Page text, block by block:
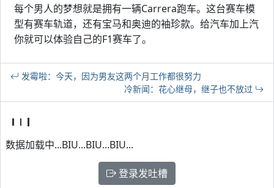
每个男人的梦想就是拥有一辆Carrera跑车。这台赛车模
型有赛车轨道，还有宝马和奥迪的袖珍款。给汽车加上汽
你就可以体验自己的F1赛车了。
发霉啦：今天，因为男友这两个月工作都很努力
冷新闻：花心继母，继子也不放过
数据加载中...BIU...BIU...BIU...
登录发吐槽